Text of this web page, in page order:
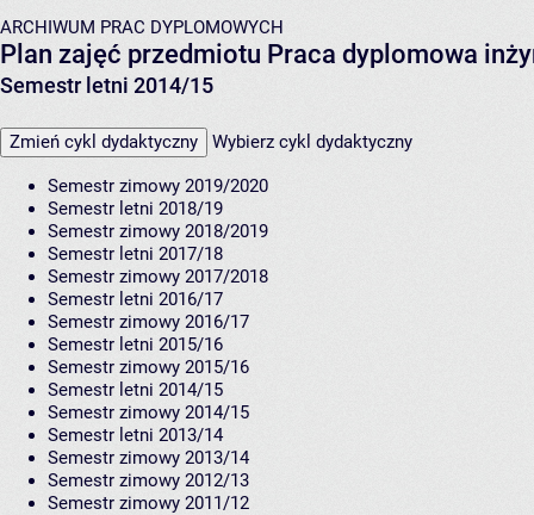
ARCHIWUM PRAC DYPLOMOWYCH
Plan zajęć przedmiotu Praca dyplomowa
Semestr letni 2014/15
Zmień cykl dydaktyczny Wybierz cykl dydaktyczny
Semestr zimowy 2019/2020
Semestr letni 2018/19
Semestr zimowy 2018/2019
Semestr letni 2017/18
Semestr zimowy 2017/2018
Semestr letni 2016/17
Semestr zimowy 2016/17
Semestr letni 2015/16
Semestr zimowy 2015/16
Semestr letni 2014/15
Semestr zimowy 2014/15
Semestr letni 2013/14
Semestr zimowy 2013/14
Semestr zimowy 2012/13
Semestr zimowy 2011/12